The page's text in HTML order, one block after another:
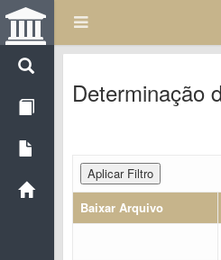
Determinação
Aplicar Filtro
Baixar Arquivo